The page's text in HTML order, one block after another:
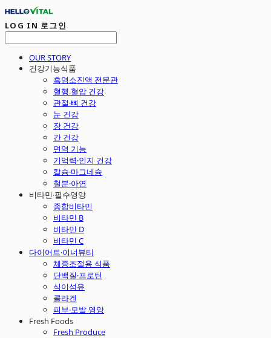
LOG IN 로그인
OUR STORY
건강기능식품
흑염소진액 전문관
혈행.혈압 건강
관절·뼈 건강
눈 건강
장 건강
간 건강
면역 기능
기억력·인지 건강
칼슘·마그네슘
철분·아연
비타민·필수영양
종합비타민
비타민 B
비타민 D
비타민 C
다이어트·이너뷰티
체중조절용 식품
단백질·프로틴
식이섬유
콜라겐
피부·모발 영양
Fresh Foods
Fresh Produce